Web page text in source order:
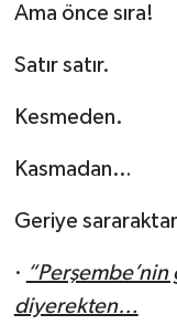
Ama önce sıra!
Satır satır.
Kesmeden.
Kasmadan…
Geriye
·
diyerekten…